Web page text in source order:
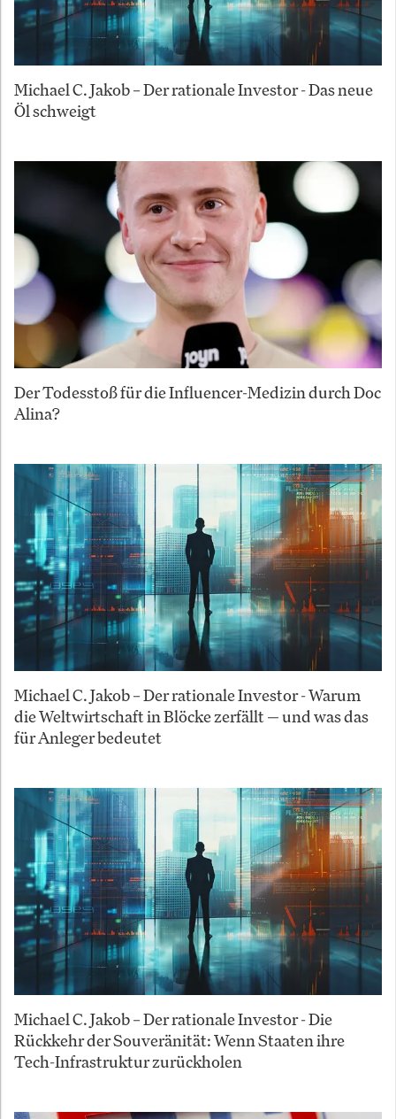
Michael C. Jakob – Der rationale Investor - Das neue
Öl schweigt
Der Todesstoß für die Influencer-Medizin durch Doc
Alina?
Michael C. Jakob – Der rationale Investor - Warum
die Weltwirtschaft in Blöcke zerfällt — und was das
für Anleger bedeutet
Michael C. Jakob – Der rationale Investor - Die
Rückkehr der Souveränität: Wenn Staaten ihre
Tech-Infrastruktur zurückholen